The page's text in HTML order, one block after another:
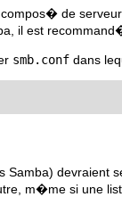
de
il est
smb.conf dans
Samba) devraient
m�me si une